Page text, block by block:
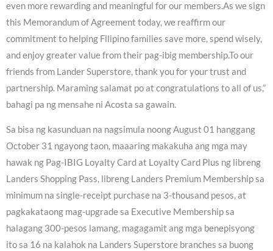
even more rewarding and meaningful for our members.As we sign
this Memorandum of Agreement today, we reaffirm our
commitment to helping Filipino families save more, spend wisely,
and enjoy greater value from their pag-ibig membership.To our
friends from Lander Superstore, thank you for your trust and
partnership. Maraming salamat po at congratulations to all of us,”
bahagi pa ng mensahe ni Acosta sa gawain.
Sa bisa ng kasunduan na nagsimula noong August 01 hanggang
October 31 ngayong taon, maaaring makakuha ang mga may
hawak ng Pag-IBIG Loyalty Card at Loyalty Card Plus ng libreng
Landers Shopping Pass, libreng Landers Premium Membership sa
minimum na single-receipt purchase na 3-thousand pesos, at
pagkakataong mag-upgrade sa Executive Membership sa
halagang 300-pesos lamang, magagamit ang mga benepisyong
ito sa 16 na kalahok na Landers Superstore branches sa buong